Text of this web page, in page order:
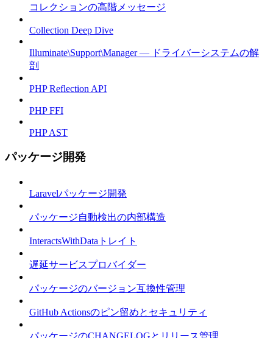
コレクションの高階メッセージ
Collection Deep Dive
Illuminate\Support\Manager — ドライバーシステムの解
剖
PHP Reflection API
PHP FFI
PHP AST
パッケージ開発
Laravelパッケージ開発
パッケージ自動検出の内部構造
InteractsWithDataトレイト
遅延サービスプロバイダー
パッケージのバージョン互換性管理
GitHub Actionsのピン留めとセキュリティ